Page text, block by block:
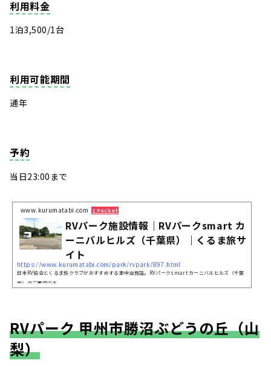
利用料金
1泊3,500/1台
利用可能期間
通年
予約
当日23:00まで
www.kurumatabi.com 1 Pocket
RVパーク施設情報｜RVパークsmart カ
ーニバルヒルズ（千葉県）｜くるま旅サ
イト
https://www.kurumatabi.com/park/rvpark/897.html
日本RV協会とくるま旅クラブがおすすめする車中泊施設。RVパークsmart カーニバルヒルズ（千葉
県）のご案内です。
RVパーク 甲州市勝沼ぶどうの丘（山
梨）